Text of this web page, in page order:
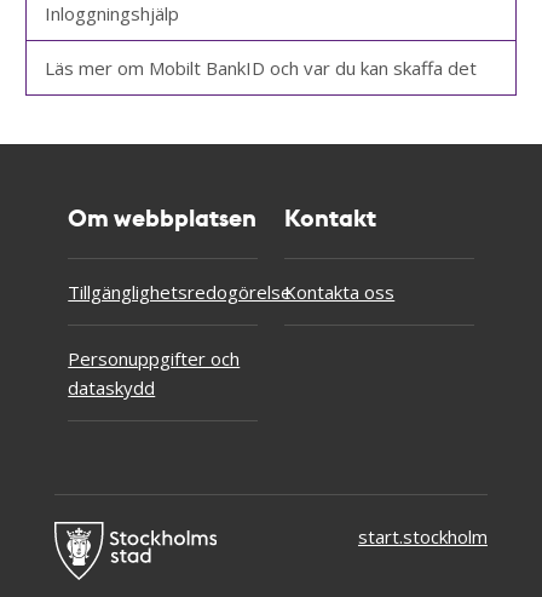
Inloggningshjälp
Läs mer om Mobilt BankID och var du kan skaffa det
Om webbplatsen
Tillgänglighetsredogörelse
Personuppgifter och
dataskydd
Kontakt
Kontakta oss
start.stockholm